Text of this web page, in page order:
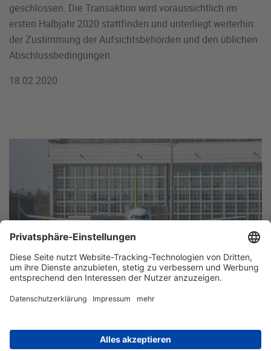
geschlossen. Die Transaktion wird voraussichtlich im
ersten Halbjahr 2020 stattfinden und unterliegt weiterhin
der Zustimmung der Aufsichtsbehörden und den üblichen
Abschlussbedingungen.
18.02.2020